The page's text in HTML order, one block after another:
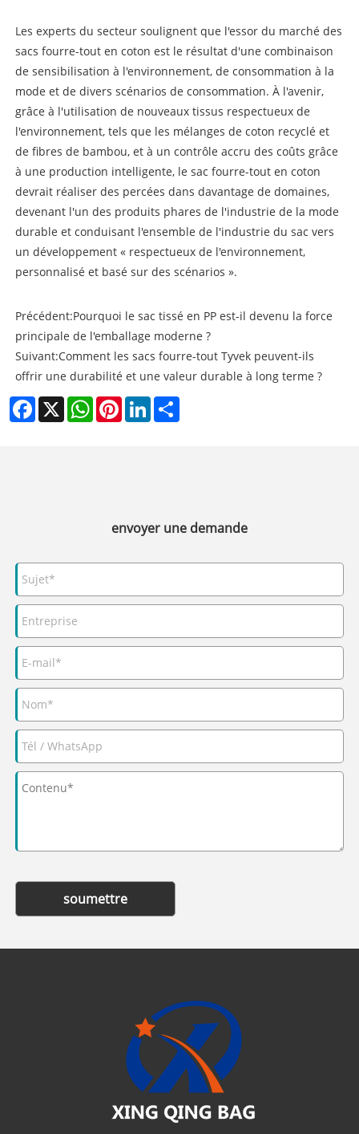
Les experts du secteur soulignent que l'essor du marché des
sacs fourre-tout en coton est le résultat d'une combinaison
de sensibilisation à l'environnement, de consommation à la
mode et de divers scénarios de consommation. À l'avenir,
grâce à l'utilisation de nouveaux tissus respectueux de
l'environnement, tels que les mélanges de coton recyclé et
de fibres de bambou, et à un contrôle accru des coûts grâce
à une production intelligente, le sac fourre-tout en coton
devrait réaliser des percées dans davantage de domaines,
devenant l'un des produits phares de l'industrie de la mode
durable et conduisant l'ensemble de l'industrie du sac vers
un développement « respectueux de l'environnement,
personnalisé et basé sur des scénarios ».
Précédent:Pourquoi le sac tissé en PP est-il devenu la force
principale de l'emballage moderne ?
Suivant:Comment les sacs fourre-tout Tyvek peuvent-ils
offrir une durabilité et une valeur durable à long terme ?
Facebook
X WhatsAppPinterestLinkedIn
envoyer une demande
soumettre